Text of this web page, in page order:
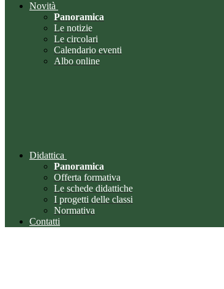
Novità
Panoramica
Le notizie
Le circolari
Calendario eventi
Albo online
Didattica
Panoramica
Offerta formativa
Le schede didattiche
I progetti delle classi
Normativa
Contatti